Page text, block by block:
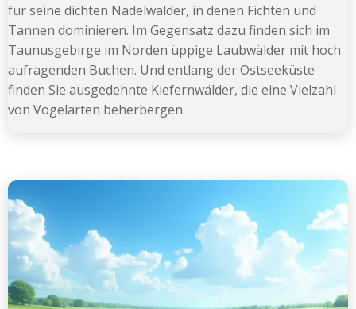
für seine dichten Nadelwälder, in denen Fichten und
Tannen dominieren. Im Gegensatz dazu finden sich im
Taunusgebirge im Norden üppige Laubwälder mit hoch
aufragenden Buchen. Und entlang der Ostseeküste
finden Sie ausgedehnte Kiefernwälder, die eine Vielzahl
von Vogelarten beherbergen.